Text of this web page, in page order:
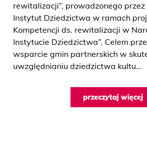
rewitalizacji”, prowadzonego
Instytut Dziedzictwa w ramach
Kompetencji ds. rewitalizacji w
Instytucie Dziedzictwa”. Celem
wsparcie gmin partnerskich w
uwzględnianiu dziedzictwa kultu...
przeczytaj więcej